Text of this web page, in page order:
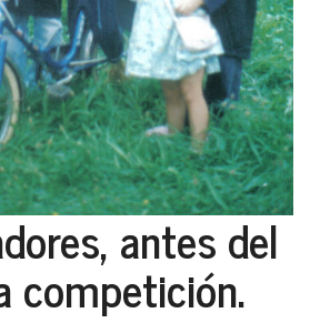
antes del
competición.